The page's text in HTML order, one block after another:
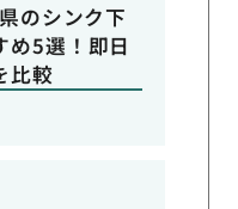
のシンク下
め5選！即日
比較